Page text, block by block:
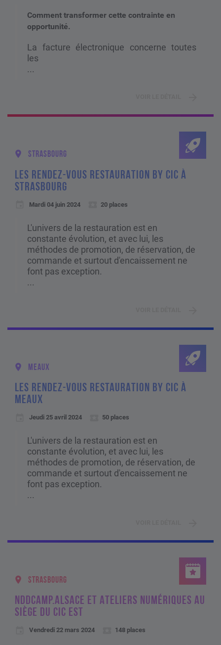
Comment transformer cette contrainte en
opportunité.
La facture électronique concerne toutes
les
...
STRASBOURG
LES RENDEZ-VOUS RESTAURATION BY CIC À
STRASBOURG
Mardi 04 juin 2024 20 places
L'univers de la restauration est en
constante évolution, et avec lui, les
méthodes de promotion, de réservation, de
commande et surtout d'encaissement ne
font pas exception.
...
MEAUX
LES RENDEZ-VOUS RESTAURATION BY CIC À
MEAUX
Jeudi 25 avril 2024 50 places
L'univers de la restauration est en
constante évolution, et avec lui, les
méthodes de promotion, de réservation, de
commande et surtout d'encaissement ne
font pas exception.
...
STRASBOURG
NDDCAMP.ALSACE ET ATELIERS NUMÉRIQUES AU
SIÈGE DU CIC EST
Vendredi 22 mars 2024 148 places